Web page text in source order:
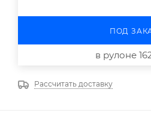
ПОД
в рулоне
Рассчитать доставку